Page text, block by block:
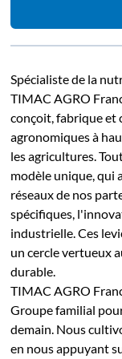
Spécialiste de la
TIMAC AGRO
conçoit, fabrique et
agronomiques à
les agricultures.
modèle unique, qui
réseaux de nos
spécifiques,
industrielle. Ces
un cercle vertueux
durable.
TIMAC AGRO
Groupe familial
demain. Nous
en nous appuyant